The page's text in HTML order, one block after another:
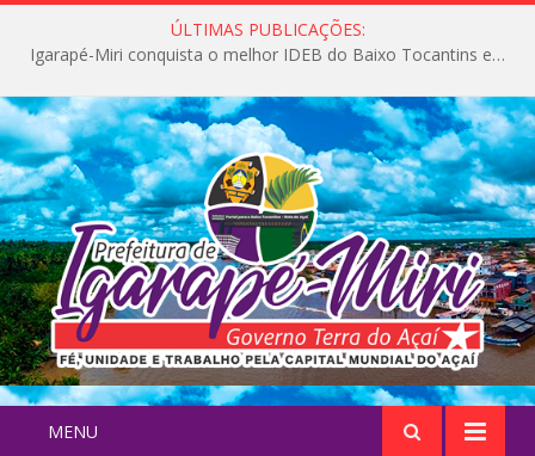
ÚLTIMAS PUBLICAÇÕES:
Igarapé-Miri conquista o melhor IDEB do Baixo Tocantins e avança na qualidade da educação pública
MENU